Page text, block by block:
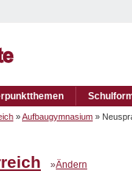
»Aufbaugymnasium »
»Ändern